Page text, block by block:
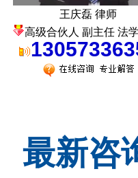
王庆磊 律师
高级合伙人 副主任 法
最新咨